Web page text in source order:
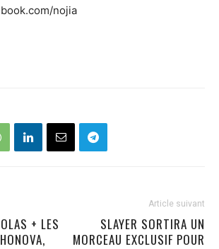
nojia
+ LES
Article suivant
SLAYER SORTIRA UN
MORCEAU EXCLUSIF POUR